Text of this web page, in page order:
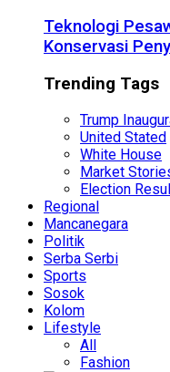
Teknologi
Konservasi
Trending Tags
Trump
United Stated
White House
Market
Election
Regional
Mancanegara
Politik
Serba Serbi
Sports
Sosok
Kolom
Lifestyle
All
Fashion